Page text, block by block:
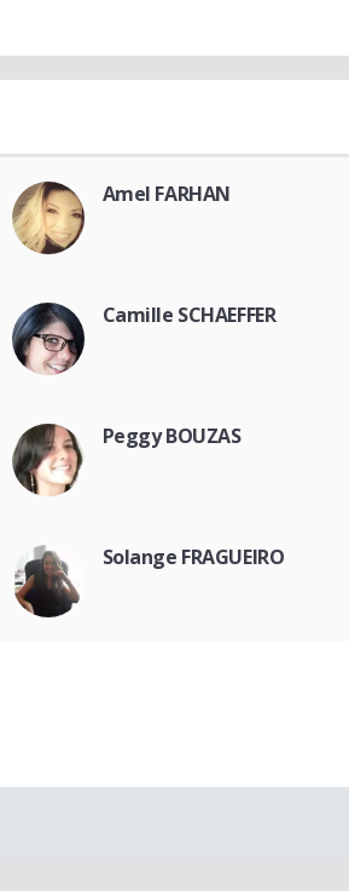
Amel FARHAN
Camille SCHAEFFER
Peggy BOUZAS
Solange FRAGUEIRO